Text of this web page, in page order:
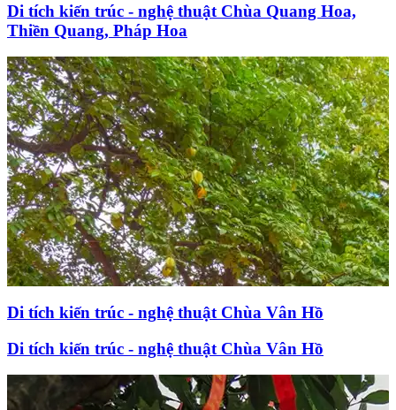
Di tích kiến trúc - nghệ thuật Chùa Quang Hoa,
Thiền Quang, Pháp Hoa
Di tích kiến trúc - nghệ thuật Chùa Vân Hồ
Di tích kiến trúc - nghệ thuật Chùa Vân Hồ